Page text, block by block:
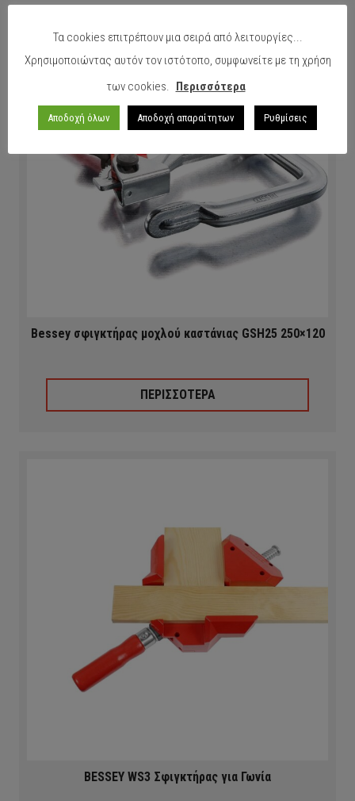
Bessey σφιγκτήρας μοχλού καστάνιας GSH25 250×120
ΠΕΡΙΣΣΟΤΕΡΑ
BESSEY WS3 Σφιγκτήρας για Γωνία
Τα cookies επιτρέπουν μια σειρά από λειτουργίες...
Χρησιμοποιώντας αυτόν τον ιστότοπο, συμφωνείτε με τη χρήση
των cookies.
Περισσότερα
Αποδοχή όλων Αποδοχή απαραίτητων Ρυθμίσεις